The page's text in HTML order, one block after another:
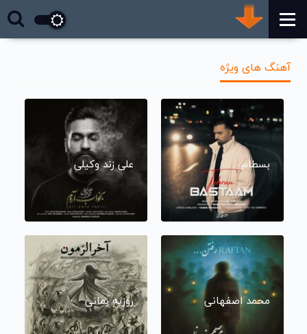
آهنگ های ویژه
بسطام علی زند وکیلی
محمد اصفهانی روزبه بمانی